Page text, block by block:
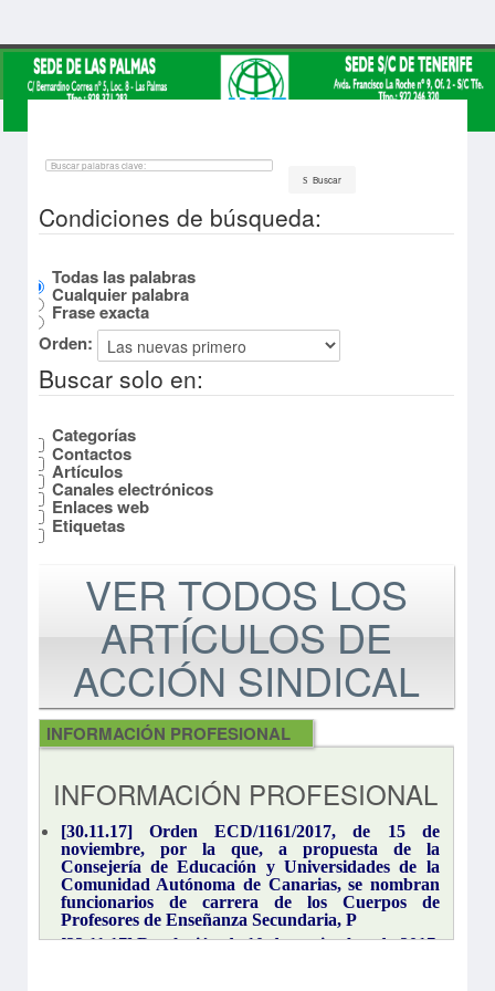
Buscar
Condiciones de búsqueda:
Todas las palabras
Cualquier palabra
Frase exacta
Orden:
Buscar solo en:
Categorías
Contactos
Artículos
Canales electrónicos
Enlaces web
Etiquetas
VER TODOS LOS
ARTÍCULOS DE
ACCIÓN SINDICAL
INFORMACIÓN PROFESIONAL
INFORMACIÓN PROFESIONAL
[30.11.17] Orden ECD/1161/2017, de 15 de
noviembre, por la que, a propuesta de la
Consejería de Educación y Universidades de la
Comunidad Autónoma de Canarias, se nombran
funcionarios de carrera de los Cuerpos de
Profesores de Enseñanza Secundaria, P
[22.11.17] Resolución de 10 de noviembre de 2017,